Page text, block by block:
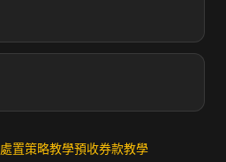
處置策略教學預收券款教學